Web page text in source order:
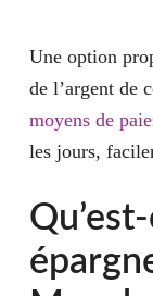
Une option
de l’argent de
moyens de
les jours,